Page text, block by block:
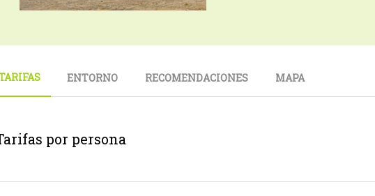
ENTORNO RECOMENDACIONES MAPA
por persona